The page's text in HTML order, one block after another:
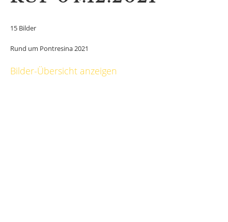
15 Bilder
Rund um Pontresina 2021
Bilder-Übersicht anzeigen